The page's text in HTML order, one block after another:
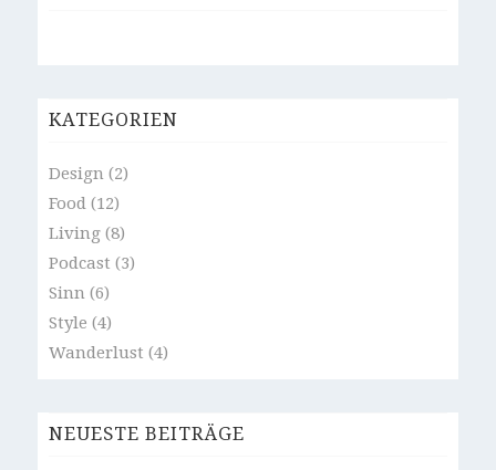
KATEGORIEN
Design(2)
Food(12)
Living(8)
Podcast (3)
Sinn(6)
Style (4)
Wanderlust (4)
NEUESTE BEITRÄGE